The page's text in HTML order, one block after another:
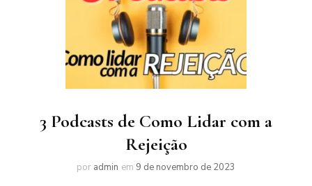
3 Podcasts de Como Lidar com a
Rejeição
por admin em 9 de novembro de 2023